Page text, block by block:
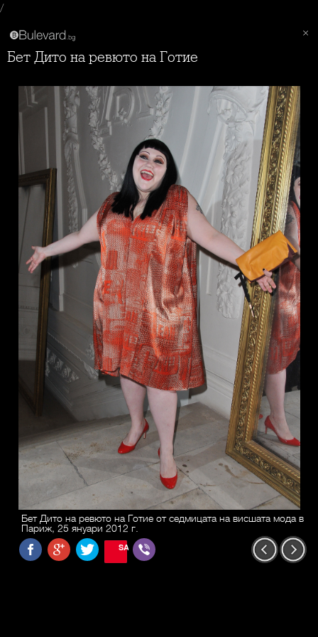
/
Бет Дито на ревюто на Готие
Бет Дито на ревюто на Готие от седмицата на висшата мода в
Париж, 25 януари 2012 г.
SAVE